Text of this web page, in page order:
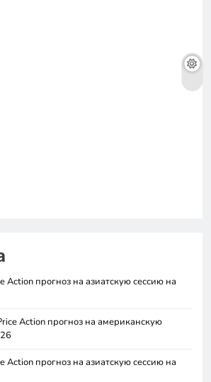
Action прогноз на азиатскую сессию на
Action прогноз на американскую
Action прогноз на азиатскую сессию на